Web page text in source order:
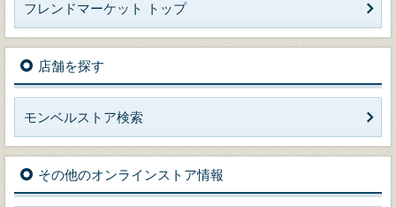
フレンドマーケット トップ
店舗を探す
モンベルストア検索
その他のオンラインストア情報